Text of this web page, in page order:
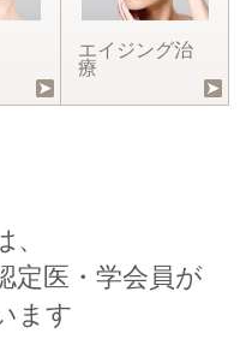
エイジング治
療
定医・学会員が
ます